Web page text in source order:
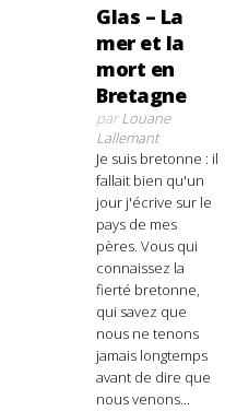
Glas – La
mer et la
mort en
Bretagne
parLouane
Lallemant
Je suis bretonne : il
fallait bien qu'un
jour j'écrive sur le
pays de mes
pères. Vous qui
connaissez la
fierté bretonne,
qui savez que
nous ne tenons
jamais longtemps
avant de dire que
nous venons...